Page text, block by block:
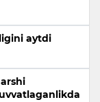
aytdi